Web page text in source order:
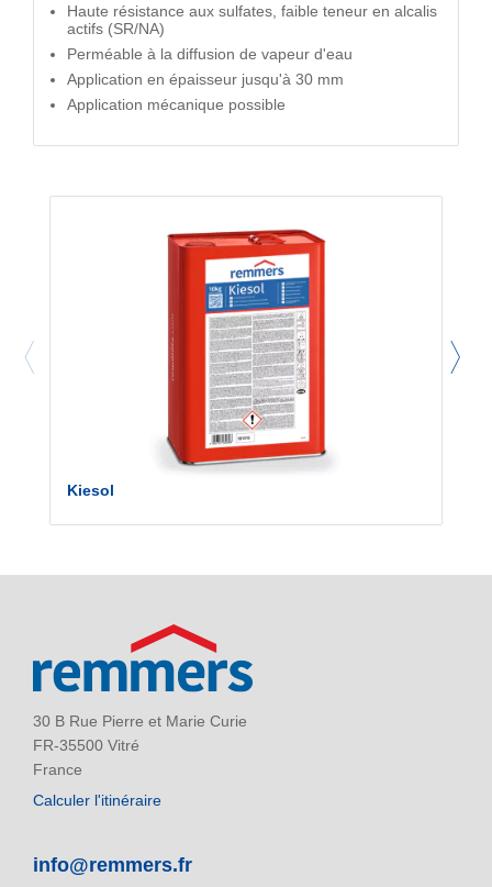
Haute résistance aux sulfates, faible teneur en alcalis
actifs (SR/NA)
Perméable à la diffusion de vapeur d'eau
Application en épaisseur jusqu'à 30 mm
Application mécanique possible
Kiesol
30 B Rue Pierre et Marie Curie
FR-35500 Vitré
France
Calculer l'itinéraire
info@remmers.fr